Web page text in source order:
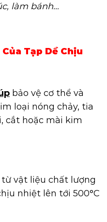
làm bánh…
Tạp Dề Chịu
bảo vệ cơ thể và
loại nóng chảy, tia
cắt hoặc mài kim
vật liệu chất lượng
nhiệt lên tới 500°C